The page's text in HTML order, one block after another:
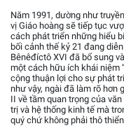
Năm 1991, dường như
vị Giáo hoàng sẽ tiếp tục
cách phát triển những hiểu
bối cảnh thế kỷ 21 đang
Bênêđíctô XVI đã bổ sung
một cách hữu ích khái niệm
cộng thuận lợi cho sự phát
như vậy, ngài đã làm rõ hơn
II về tầm quan trọng của
trị và hệ thống kinh tế mà
quý chứ không phải thô